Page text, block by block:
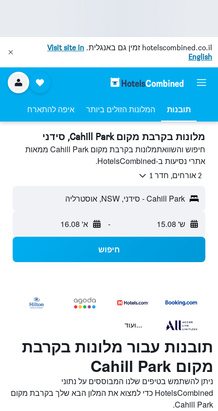
hotelscombined.co.il זמין גם באנגלית. Visit site in
English
תובנות המלונות הזולים ביותר איפה להתארח
מלונות בקרבת מקום Cahill Park, סידני
חיפוש והשוואתמלונות בקרבת מקום Cahill Park ממאות
אתרי נסיעות ב-HotelsCombined.
2 אורחים, חדר 1
Cahill Park - סידני, NSW, אוסטרליה
ש' 15.08 - א' 16.08
חיפוש
...ועוד
תובנות עבור מלונות בקרבת
מקום Cahill Park
ניתן להשתמש בטיפים שלנו המבוססים על נתוני
HotelsCombined כדי למצוא את המלון הבא שלך בקרבת מקום
Cahill Park.